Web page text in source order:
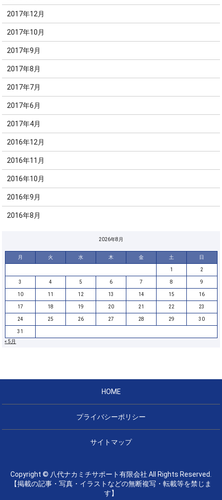
2017年12月
2017年10月
2017年9月
2017年8月
2017年7月
2017年6月
2017年4月
2016年12月
2016年11月
2016年10月
2016年9月
2016年8月
2026年8月
月 火 水 木 金 土 日
1 2
3 4 5 6 7 8 9
10 11 12 13 14 15 16
17 18 19 20 21 22 23
24 25 26 27 28 29 30
31
« 5月
HOME
プライバシーポリシー
サイトマップ
Copyright © 八代ナカミチサポート有限会社 All Rights Reserved.
【掲載の記事・写真・イラストなどの無断複写・転載等を禁じま
す】